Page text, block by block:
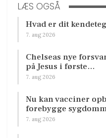
LÆS OGSÅ
Hvad er dit
7. aug 2026
Chelseas nye
på Jesus i første…
7. aug 2026
Nu kan vacciner
forebygge
7. aug 2026